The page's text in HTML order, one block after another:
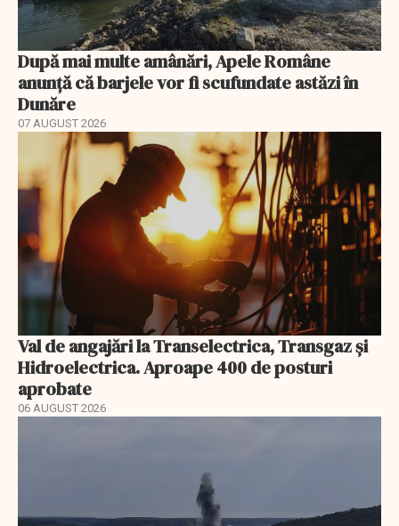
După mai multe amânări, Apele Române
anunță că barjele vor fi scufundate astăzi în
Dunăre
07 AUGUST 2026
Val de angajări la Transelectrica, Transgaz și
Hidroelectrica. Aproape 400 de posturi
aprobate
06 AUGUST 2026